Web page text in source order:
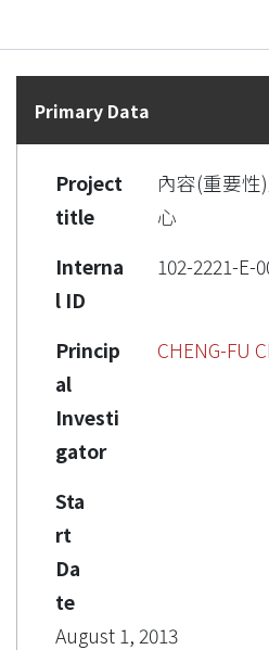
Statistics
Primary Data
Project
title
內容(重要性
心
Interna
l ID
102-2221-E-
Princip
al
Investi
gator
CHENG-FU
Sta
rt
Da
te
August 1, 2013